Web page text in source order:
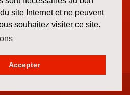
site Internet et ne peuvent
souhaitez visiter ce site.
Accepter